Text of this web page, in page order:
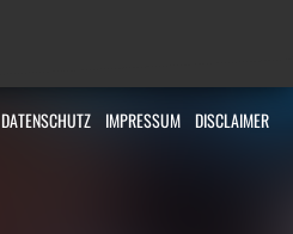
DATENSCHUTZ IMPRESSUM DISCLAIMER